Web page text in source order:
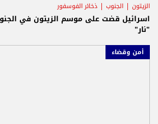
الزيتون الجنوب ذخائر الفوسفور
اسرائيل قضت على موسم الزيتون في
"نار"
أمن وقضاء